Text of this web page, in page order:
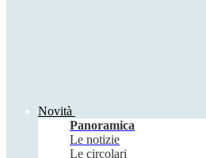
Novità
Panoramica
Le notizie
Le circolari